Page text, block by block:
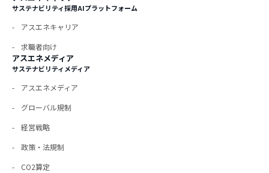
サステナビリティ採用AIプラットフォーム
アスエネキャリア
求職者向け
アスエネメディア
サステナビリティメディア
アスエネメディア
グローバル規制
経営戦略
政策・法規制
CO2算定